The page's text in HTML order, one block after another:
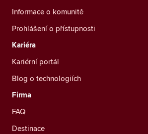
Informace o komunitě
Prohlášení o přístupnosti
Kariéra
Kariérní portál
Blog o technologiích
Firma
FAQ
Destinace